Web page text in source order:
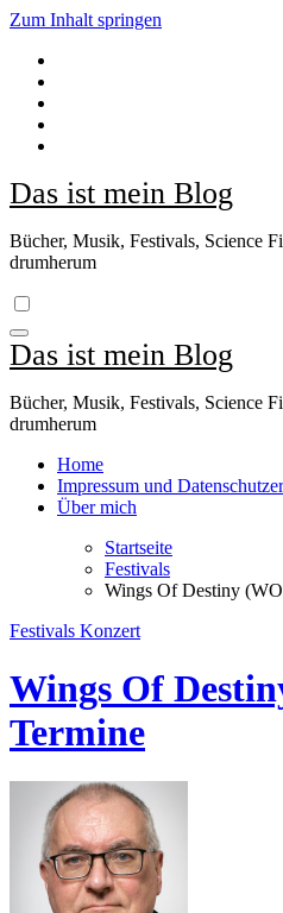
Zum Inhalt springen
Das ist mein Blog
Bücher, Musik, Festivals, Science
drumherum
Das ist mein Blog
Bücher, Musik, Festivals, Science
drumherum
Home
Impressum und
Über mich
Startseite
Festivals
Wings Of Destiny
Festivals Konzert
Wings Of
Termine